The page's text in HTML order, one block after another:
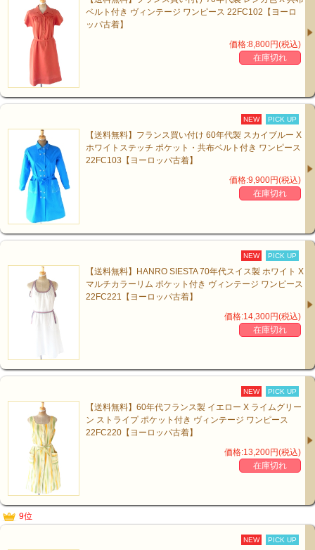
ベルト付き ヴィンテージ ワンピース 22FC102【ヨーロ
ッパ古着】
価格:8,800円(税込)
在庫切れ
NEW PICK UP
【送料無料】フランス買い付け 60年代製 スカイブルー X
ホワイトステッチ ポケット・共布ベルト付き ワンピース
22FC103【ヨーロッパ古着】
価格:9,900円(税込)
在庫切れ
NEW PICK UP
【送料無料】HANRO SIESTA 70年代スイス製 ホワイト X
マルチカラーリム ポケット付き ヴィンテージ ワンピース
22FC221【ヨーロッパ古着】
価格:14,300円(税込)
在庫切れ
NEW PICK UP
【送料無料】60年代フランス製 イエロー X ライムグリー
ン ストライプ ポケット付き ヴィンテージ ワンピース
22FC220【ヨーロッパ古着】
価格:13,200円(税込)
在庫切れ
9位
NEW PICK UP